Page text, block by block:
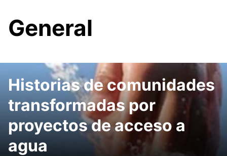
General
Historias de comunidades
transformadas por
proyectos de acceso a
agua